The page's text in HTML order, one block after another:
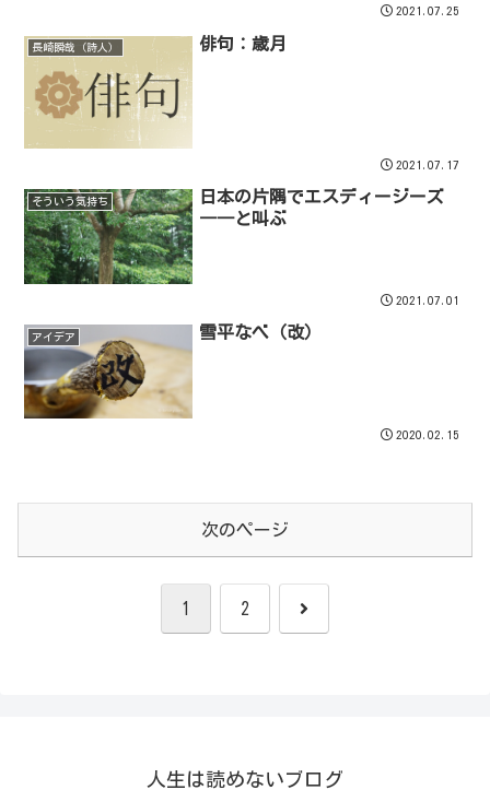
2021.07.25
長崎瞬哉（詩人） 俳句：歳月
2021.07.17
そういう気持ち
日本の片隅でエスディージーズ
――と叫ぶ
2021.07.01
アイデア 雪平なべ（改）
2020.02.15
次のページ
1 2 次
人生は読めないブログ